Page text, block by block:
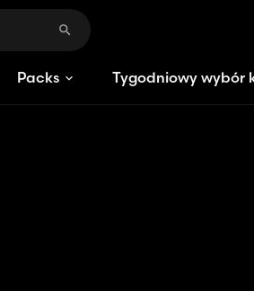
Packs Tygodniowy wybór